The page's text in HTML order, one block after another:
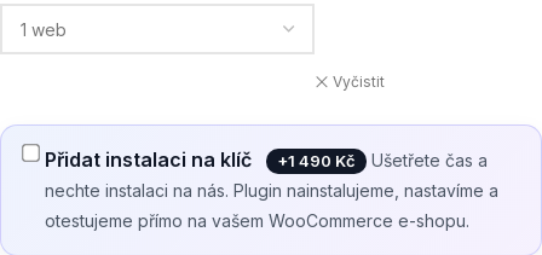
Vyčistit
Přidat instalaci na klíč +1 490 Kč
Ušetřete čas a
nechte instalaci na nás. Plugin nainstalujeme, nastavíme a
otestujeme přímo na vašem WooCommerce e-shopu.